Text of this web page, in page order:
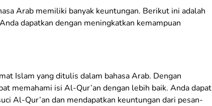
Arab memiliki banyak keuntungan. Berikut ini adalah
dapatkan dengan meningkatkan kemampuan
Islam yang ditulis dalam bahasa Arab. Dengan
memahami isi Al-Qur’an dengan lebih baik. Anda dapat
Al-Qur’an dan mendapatkan keuntungan dari pesan-